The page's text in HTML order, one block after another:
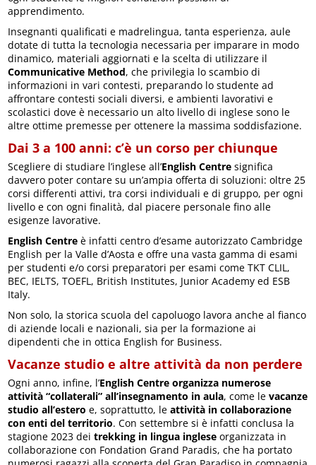
apprendimento.
Insegnanti qualificati e madrelingua, tanta esperienza, aule
dotate di tutta la tecnologia necessaria per imparare in modo
dinamico, materiali aggiornati e la scelta di utilizzare il
Communicative Method, che privilegia lo scambio di
informazioni in vari contesti, preparando lo studente ad
affrontare contesti sociali diversi, e ambienti lavorativi e
scolastici dove è necessario un alto livello di inglese sono le
altre ottime premesse per ottenere la massima soddisfazione.
Dai 3 a 100 anni: c’è un corso per chiunque
Scegliere di studiare l’inglese all’English Centre significa
davvero poter contare su un’ampia offerta di soluzioni: oltre 25
corsi differenti attivi, tra corsi individuali e di gruppo, per ogni
livello e con ogni finalità, dal piacere personale fino alle
esigenze lavorative.
English Centre è infatti centro d’esame autorizzato Cambridge
English per la Valle d’Aosta e offre una vasta gamma di esami
per studenti e/o corsi preparatori per esami come TKT CLIL,
BEC, IELTS, TOEFL, British Institutes, Junior Academy ed ESB
Italy.
Non solo, la storica scuola del capoluogo lavora anche al fianco
di aziende locali e nazionali, sia per la formazione ai
dipendenti che in ottica English for Business.
Vacanze studio e altre attività da non perdere
Ogni anno, infine, l’English Centre organizza numerose
attività “collaterali” all’insegnamento in aula, come levacanze
studio all’estero e, soprattutto, leattività in collaborazione
con enti del territorio. Con settembre si è infatti conclusa la
stagione 2023 dei trekking in lingua inglese organizzata in
collaborazione con Fondation Grand Paradis, che ha portato